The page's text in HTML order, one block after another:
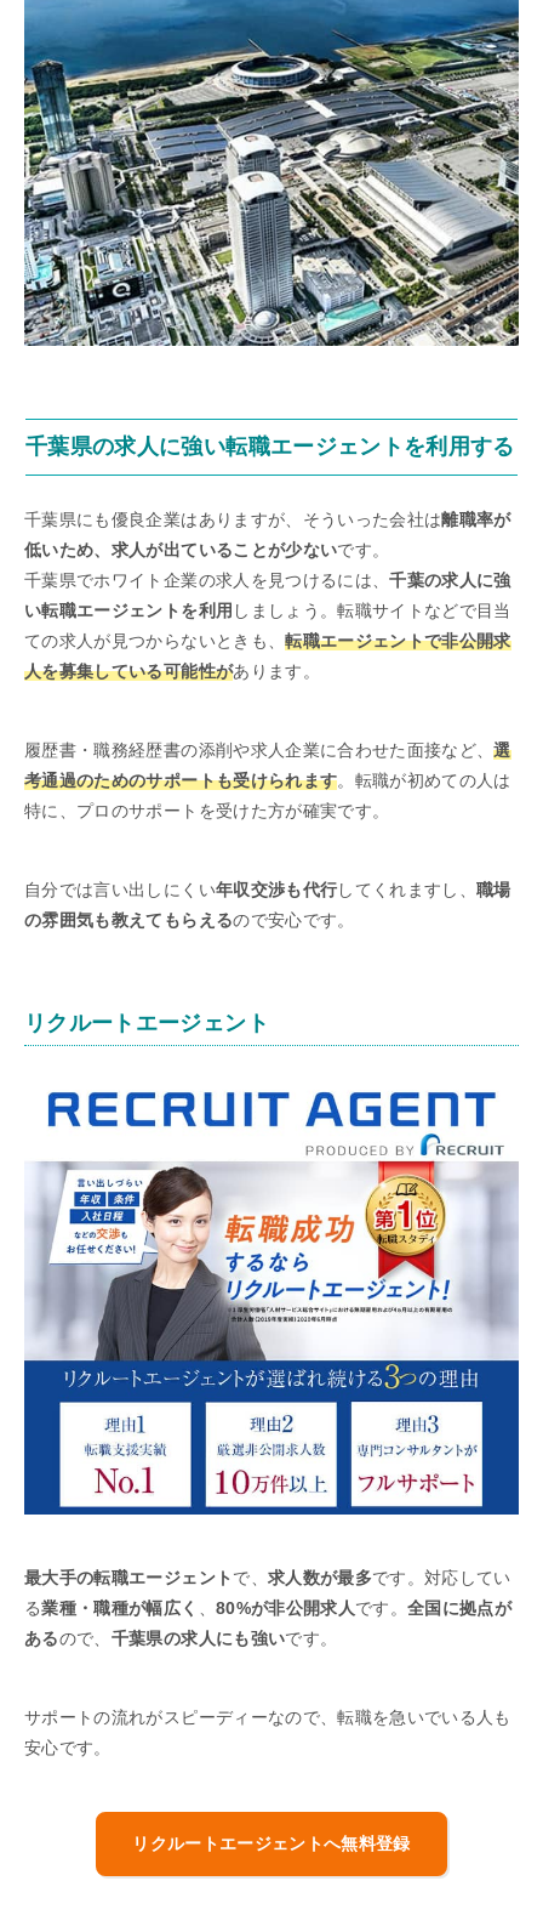
千葉県の求人に強い転職エージェントを利用する
千葉県にも優良企業はありますが、そういった会社は離職率が
低いため、求人が出ていることが少ないです。
千葉県でホワイト企業の求人を見つけるには、千葉の求人に強
い転職エージェントを利用 しましょう。転職サイトなどで目当
ての求人が見つからないときも、転職エージェントで非公開求
人を募集している可能性があります。
履歴書・職務経歴書の添削や求人企業に合わせた面接など、選
考通過のためのサポートも受けられます。転職が初めての人は
特に、プロのサポートを受けた方が確実です。
自分では言い出しにくい年収交渉も代行してくれますし、職場
の雰囲気も教えてもらえるので安心です。
リクルートエージェント
最大手の転職エージェント で、 求人数が最多です。対応してい
る業種・職種が幅広く 、 80%が非公開求人です。全国に拠点が
あるので、 千葉県の求人にも強いです。
サポートの流れがスピーディーなので、転職を急いでいる人も
安心です。
リクルートエージェントへ無料登録